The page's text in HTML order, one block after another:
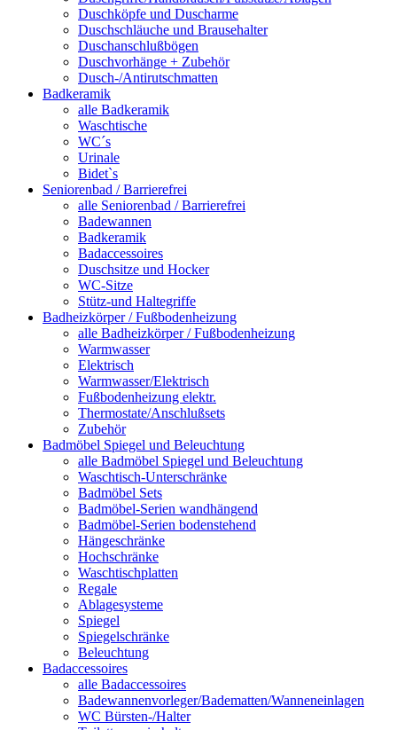
Duschköpfe und Duscharme
Duschschläuche und Brausehalter
Duschanschlußbögen
Duschvorhänge + Zubehör
Dusch-/Antirutschmatten
Badkeramik
alle Badkeramik
Waschtische
WC´s
Urinale
Bidet`s
Seniorenbad / Barrierefrei
alle Seniorenbad / Barrierefrei
Badewannen
Badkeramik
Badaccessoires
Duschsitze und Hocker
WC-Sitze
Stütz-und Haltegriffe
Badheizkörper / Fußbodenheizung
alle Badheizkörper / Fußbodenheizung
Warmwasser
Elektrisch
Warmwasser/Elektrisch
Fußbodenheizung elektr.
Thermostate/Anschlußsets
Zubehör
Badmöbel Spiegel und Beleuchtung
alle Badmöbel Spiegel und Beleuchtung
Waschtisch-Unterschränke
Badmöbel Sets
Badmöbel-Serien wandhängend
Badmöbel-Serien bodenstehend
Hängeschränke
Hochschränke
Waschtischplatten
Regale
Ablagesysteme
Spiegel
Spiegelschränke
Beleuchtung
Badaccessoires
alle Badaccessoires
Badewannenvorleger/Badematten/Wanneneinlagen
WC Bürsten-/Halter